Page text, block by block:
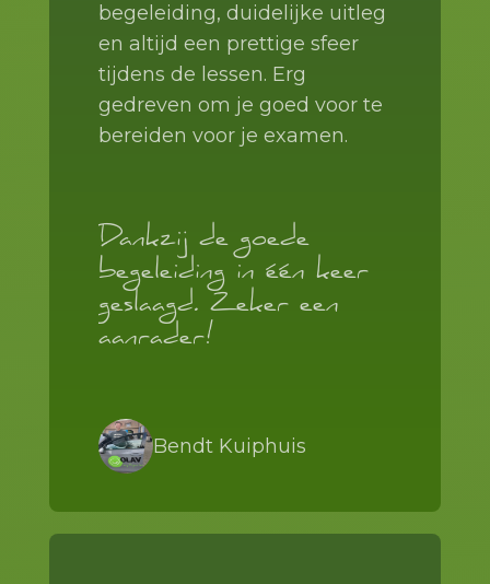
begeleiding, duidelijke uitleg
en altijd een prettige sfeer
tijdens de lessen. Erg
gedreven om je goed voor te
bereiden voor je examen.
Dankzij de goede
begeleiding in één keer
geslaagd. Zeker een
aanrader!
Bendt Kuiphuis